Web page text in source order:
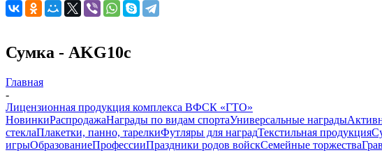
Сумка - AKG10c
Главная
-
Лицензионная продукция комплекса ВФСК «ГТО»
НовинкиРаспродажаНаграды по видам спортаУниверсальные награды
стеклаПлакетки, панно, тарелкиФутляры для наградТекстильная продукция
игрыОбразованиеПрофессииПраздники родов войскСемейные торжества